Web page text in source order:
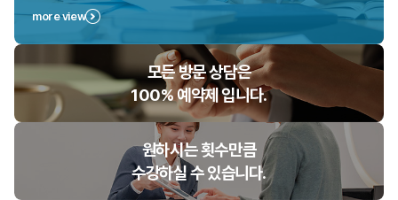
more view
모든 방문 상담은
100% 예약제 입니다.
원하시는 횟수만큼
수강하실 수 있습니다.